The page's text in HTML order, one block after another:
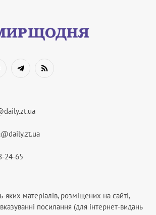
TelegramRSS
24-65
яких матеріалів, розміщених на сайті,
посилання (для інтернет-видань